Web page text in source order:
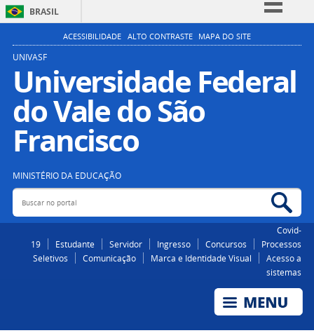
BRASIL
Simplifique!
Participe
Acesso à informação
Legislação
ACESSIBILIDADE ALTO CONTRASTE MAPA DO SITE
UNIVASF
Universidade Federal
do Vale do São
Francisco
MINISTÉRIO DA EDUCAÇÃO
Buscar no portal
Covid-
19
Estudante Servidor Ingresso Concursos
Processos
Seletivos
Comunicação Marca e Identidade Visual
Acesso a
sistemas